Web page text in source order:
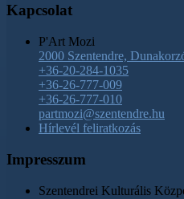
Kapcsolat
P'Art Mozi
2000 Szentendre,
+36-20-284-1035
+36-26-777-009
+36-26-777-010
partmozi@szentendre.hu
Hírlevél feliratkozás
Impresszum
Szentendrei Kulturális